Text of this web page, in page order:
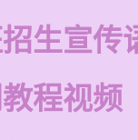
生宣传
程视频